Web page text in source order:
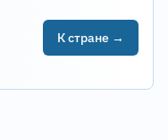
К стране →